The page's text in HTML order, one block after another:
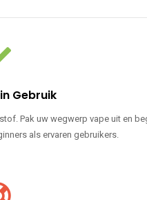
Gebruik
Pak uw wegwerp vape uit en
als ervaren gebruikers.